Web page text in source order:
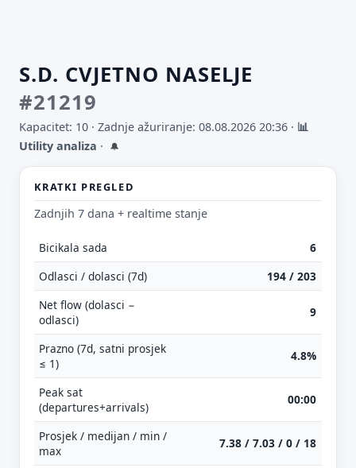
S.D. CVJETNO NASELJE
#21219
Kapacitet: 10 · Zadnje ažuriranje: 08.08.2026 20:36 · 📊
Utility analiza · 🔔
KRATKI PREGLED
Zadnjih 7 dana + realtime stanje
Bicikala sada
6
Odlasci / dolasci (7d)
194 / 203
Net flow (dolasci −
odlasci)
9
Prazno (7d, satni prosjek
≤ 1)
4.8%
Peak sat
(departures+arrivals)
00:00
Prosjek / medijan / min /
max
7.38 / 7.03 / 0 / 18